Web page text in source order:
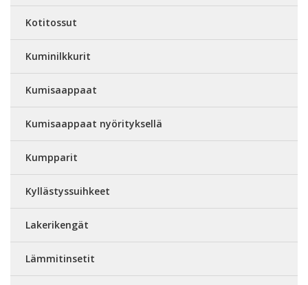
Kotitossut
Kuminilkkurit
Kumisaappaat
Kumisaappaat nyörityksellä
Kumpparit
Kyllästyssuihkeet
Lakerikengät
Lämmitinsetit